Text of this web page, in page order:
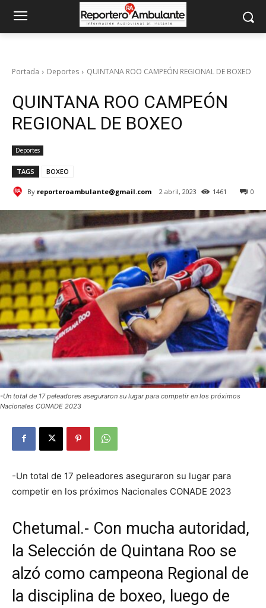
Portada Deportes QUINTANA ROO CAMPEÓN REGIONAL DE BOXEO
QUINTANA ROO CAMPEÓN
REGIONAL DE BOXEO
Deportes
TAGS BOXEO
By reporteroambulante@gmail.com 2 abril, 2023 0
1461
-Un total de 17 peleadores aseguraron su lugar para competir en los próximos
Nacionales CONADE 2023
-Un total de 17 peleadores aseguraron su lugar para
competir en los próximos Nacionales CONADE 2023
Chetumal.- Con mucha autoridad,
la Selección de Quintana Roo se
alzó como campeona Regional de
la disciplina de boxeo, luego de